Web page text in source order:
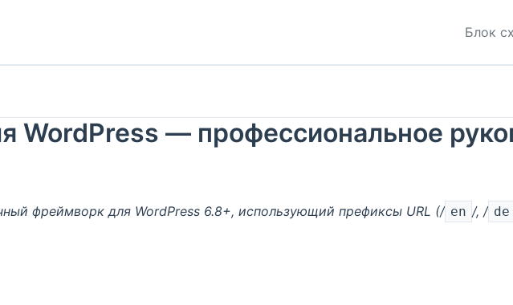
Блок
WordPress — профессиональное
фреймворк для WordPress 6.8+, использующий префиксы URL (/ en /, / de